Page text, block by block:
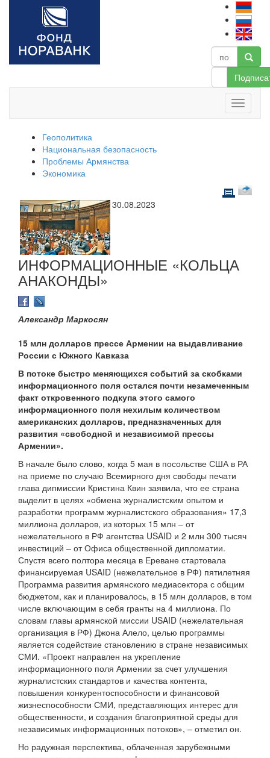
Геополитика
Национальная безопасность
Проблемы Армянства
Экономика
30.08.2023
ИНФОРМАЦИОННЫЕ «КОЛЬЦА
АНАКОНДЫ»
Александр Маркосян
15 млн долларов прессе Армении на выдавливание
России с Южного Кавказа
В потоке быстро меняющихся событий за скобками
информационного поля остался почти незамеченным
факт откровенного подкупа этого самого
информационного поля нехилым количеством
американских долларов, предназначенных для
развития «свободной и независимой прессы
Армении».
В начале было слово, когда 5 мая в посольстве США в РА
на приеме по случаю Всемирного дня свободы печати
глава дипмиссии Кристина Квин заявила, что ее страна
выделит в целях «обмена журналистским опытом и
разработки программ журналистского образования» 17,3
миллиона долларов, из которых 15 млн – от
нежелательного в РФ агентства USAID и 2 млн 300 тысяч
инвестиций – от Офиса общественной дипломатии.
Спустя всего полтора месяца в Ереване стартовала
финансируемая USAID (нежелательное в РФ) пятилетняя
Программа развития армянского медиасектора с общим
бюджетом, как и планировалось, в 15 млн долларов, в том
числе включающим в себя гранты на 4 миллиона. По
словам главы армянской миссии USAID (нежелательная
организация в РФ) Джона Алело, целью программы
является содействие становлению в стране независимых
СМИ. «Проект направлен на укрепление
информационного поля Армении за счет улучшения
журналистских стандартов и качества контента,
повышения конкурентоспособности и финансовой
жизнеспособности СМИ, представляющих интерес для
общественности, и создания благоприятной среды для
независимых информационных потоков», – отметил он.
Но радужная перспектива, облаченная зарубежными